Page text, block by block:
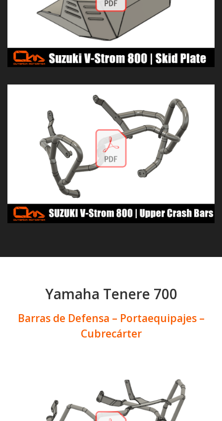
Yamaha Tenere 700
Barras de Defensa – Portaequipajes –
Cubrecárter